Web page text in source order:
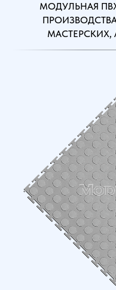
МОДУЛЬНАЯ
МАСТЕРСКИХ,